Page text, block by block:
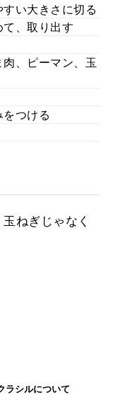
い大きさに切る
、取り出す
、ピーマン、玉
つける
ねぎじゃなく
ラシルについて